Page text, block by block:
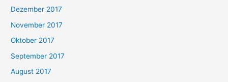
Dezember 2017
November 2017
Oktober 2017
September 2017
August 2017